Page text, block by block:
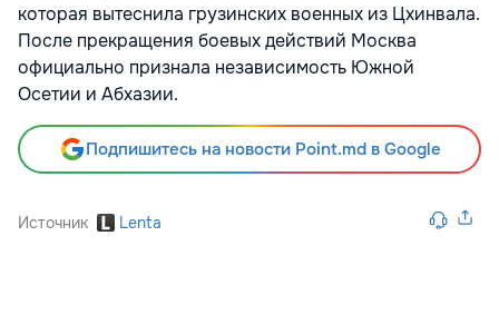
которая вытеснила грузинских военных из Цхинвала.
После прекращения боевых действий Москва
официально признала независимость Южной
Осетии и Абхазии.
Подпишитесь на новости Point.md в Google
Источник Lenta